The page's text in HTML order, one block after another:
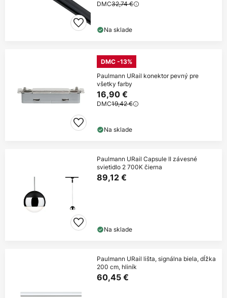
DMC32,74 €
Na sklade
DMC -13%
Paulmann URail konektor pevný pre
všetky farby
16,90 €
DMC19,42 €
Na sklade
Paulmann URail Capsule II závesné
svietidlo 2 700K čierna
89,12 €
Na sklade
Paulmann URail lišta, signálna biela, dĺžka
200 cm, hliník
60,45 €